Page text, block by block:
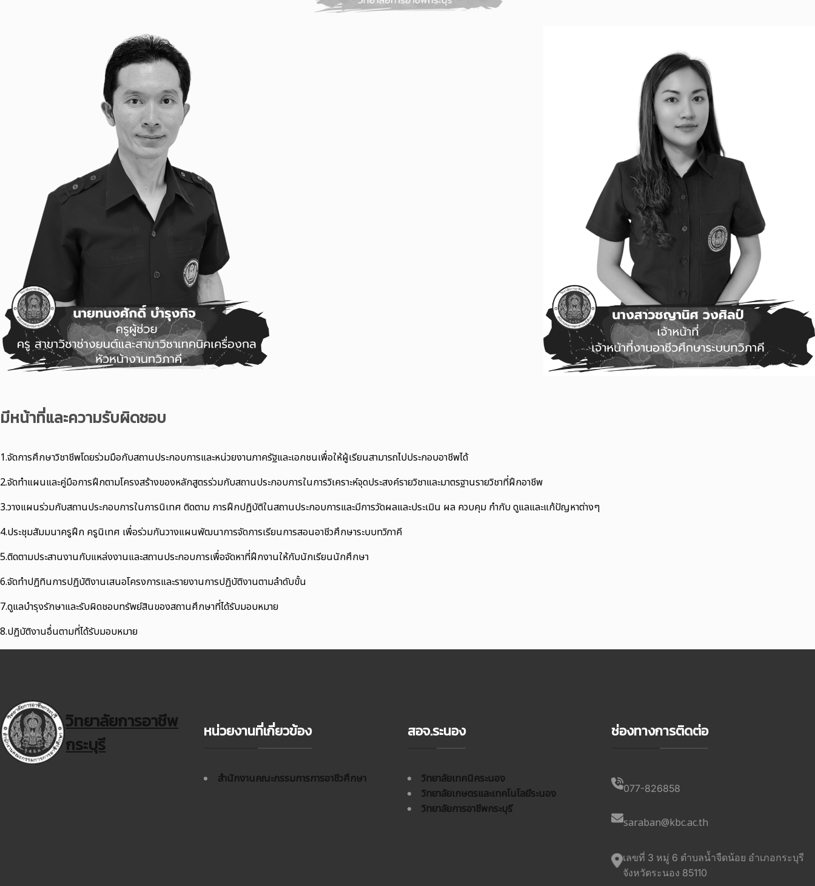
มีหน้าที่และความรับผิดชอบ
1.จัดการศึกษาวิชาชีพโดยร่วมมือกับสถานประกอบการและหน่วยงานภาครัฐและเอกชนเพื่อให้ผู้เรียนสามารถไปประกอบอาชีพได้
2.จัดทำแผนและคู่มือการฝึกตามโครงสร้างของหลักสูตรร่วมกับสถานประกอบการในการวิเคราะห์จุดประสงค์รายวิชาและมาตรฐานรายวิชาที่ฝึกอาชีพ
3.วางแผนร่วมกับสถานประกอบการในการนิเทศ ติดตาม การฝึกปฏิบัติในสถานประกอบการและมีการวัดผลและประเมิน ผล ควบคุม กำกับ ดูแลและแก้ปัญหาต่างๆ
4.ประชุมสัมมนาครูฝึก ครูนิเทศ เพื่อร่วมกันวางแผนพัฒนาการจัดการเรียนการสอนอาชีวศึกษาระบบทวิภาคี
5.ติดตามประสานงานกับแหล่งงานและสถานประกอบการเพื่อจัดหาที่ฝึกงานให้กับนักเรียนนักศึกษา
6.จัดทำปฏิทินการปฏิบัติงานเสนอโครงการและรายงานการปฏิบัติงานตามลำดับขั้น
7.ดูแลบำรุงรักษาและรับผิดชอบทรัพย์สินของสถานศึกษาที่ได้รับมอบหมาย
8.ปฏิบัติงานอื่นตามที่ได้รับมอบหมาย
วิทยาลัยการอาชีพ
กระบุรี
หน่วยงานที่เกี่ยวข้อง
สำนักงานคณะกรรมการการอาชีวศึกษา
สอจ.ระนอง
วิทยาลัยเทคนิคระนอง
วิทยาลัยเกษตรและเทคโนโลยีระนอง
วิทยาลัยการอาชีพกระบุรี
ช่องทางการติดต่อ
077-826858
saraban@kbc.ac.th
เลขที่ 3 หมู่ 6 ตำบลน้ำจืดน้อย อำเภอกระบุรี
จังหวัดระนอง 85110